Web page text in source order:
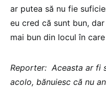
ar putea să nu fie
eu cred că sunt bun,
mai bun din locul în
Reporter: Aceasta ar fi
acolo, bănuiesc că nu